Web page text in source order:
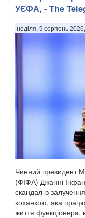
УЄФА, - The
неділя, 9 серпень
Чинний президент
(ФІФА) Джанні
скандал із
коханкою, яка
життя функціонера,